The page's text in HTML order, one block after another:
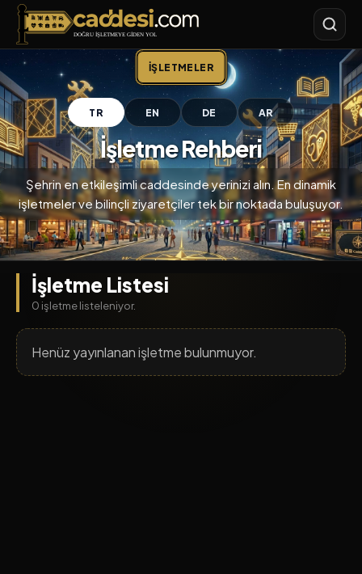
Caddesi.com
İŞLETMELER
TR EN DE AR
İşletme Rehberi
Şehrin en etkileşimli caddesinde yerinizi alın. En dinamik
işletmeler ve bilinçli ziyaretçiler tek bir noktada buluşuyor.
İşletme Listesi
0 işletme listeleniyor.
Henüz yayınlanan işletme bulunmuyor.